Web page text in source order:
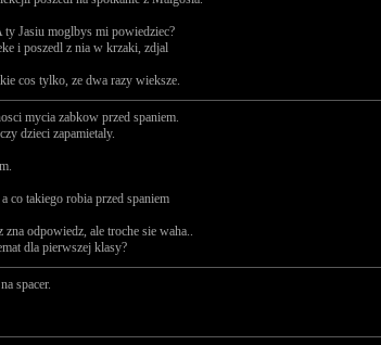
Jasiu moglbys mi powiedziec?
i poszedl z nia w krzaki, zdjal
cos tylko, ze dwa razy wieksze.
mycia zabkow przed spaniem.
dzieci zapamietaly.
co takiego robia przed spaniem
odpowiedz, ale troche sie waha..
dla pierwszej klasy?
spacer.